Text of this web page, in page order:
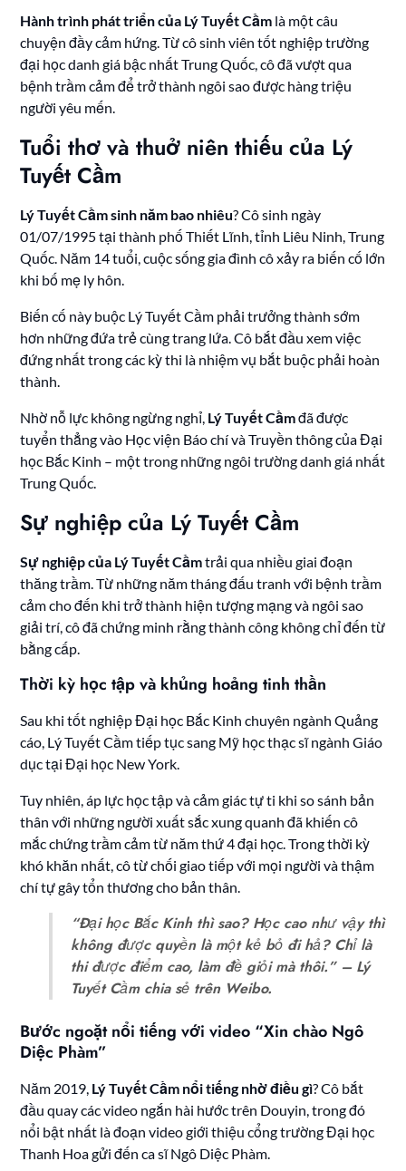
Hành trình phát triển của Lý Tuyết Cầm là một câu
chuyện đầy cảm hứng. Từ cô sinh viên tốt nghiệp trường
đại học danh giá bậc nhất Trung Quốc, cô đã vượt qua
bệnh trầm cảm để trở thành ngôi sao được hàng triệu
người yêu mến.
Tuổi thơ và thuở niên thiếu của Lý
Tuyết Cầm
Lý Tuyết Cầm sinh năm bao nhiêu? Cô sinh ngày
01/07/1995 tại thành phố Thiết Lĩnh, tỉnh Liêu Ninh, Trung
Quốc. Năm 14 tuổi, cuộc sống gia đình cô xảy ra biến cố lớn
khi bố mẹ ly hôn.
Biến cố này buộc Lý Tuyết Cầm phải trưởng thành sớm
hơn những đứa trẻ cùng trang lứa. Cô bắt đầu xem việc
đứng nhất trong các kỳ thi là nhiệm vụ bắt buộc phải hoàn
thành.
Nhờ nỗ lực không ngừng nghỉ, Lý Tuyết Cầmđã được
tuyển thẳng vào Học viện Báo chí và Truyền thông của Đại
học Bắc Kinh – một trong những ngôi trường danh giá nhất
Trung Quốc.
Sự nghiệp của Lý Tuyết Cầm
Sự nghiệp của Lý Tuyết Cầmtrải qua nhiều giai đoạn
thăng trầm. Từ những năm tháng đấu tranh với bệnh trầm
cảm cho đến khi trở thành hiện tượng mạng và ngôi sao
giải trí, cô đã chứng minh rằng thành công không chỉ đến từ
bằng cấp.
Thời kỳ học tập và khủng hoảng tinh thần
Sau khi tốt nghiệp Đại học Bắc Kinh chuyên ngành Quảng
cáo, Lý Tuyết Cầm tiếp tục sang Mỹ học thạc sĩ ngành Giáo
dục tại Đại học New York.
Tuy nhiên, áp lực học tập và cảm giác tự ti khi so sánh bản
thân với những người xuất sắc xung quanh đã khiến cô
mắc chứng trầm cảm từ năm thứ 4 đại học. Trong thời kỳ
khó khăn nhất, cô từ chối giao tiếp với mọi người và thậm
chí tự gây tổn thương cho bản thân.
“Đại học Bắc Kinh thì sao? Học cao như vậy thì
không được quyền là một kẻ bỏ đi hả? Chỉ là
thi được điểm cao, làm đề giỏi mà thôi.” – Lý
Tuyết Cầm chia sẻ trên Weibo.
Bước ngoặt nổi tiếng với video “Xin chào Ngô
Diệc Phàm”
Năm 2019, Lý Tuyết Cầm nổi tiếng nhờ điều gì? Cô bắt
đầu quay các video ngắn hài hước trên Douyin, trong đó
nổi bật nhất là đoạn video giới thiệu cổng trường Đại học
Thanh Hoa gửi đến ca sĩ Ngô Diệc Phàm.